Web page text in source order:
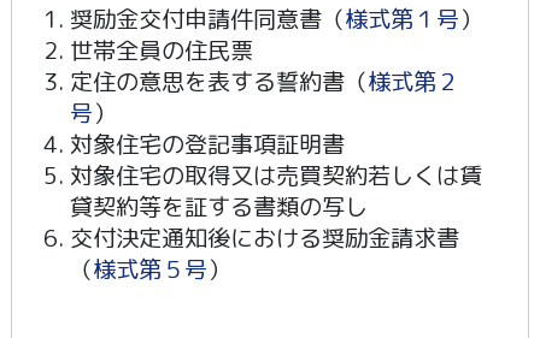
奨励金交付申請件同意書（様式第１号）
世帯全員の住民票
定住の意思を表する誓約書（様式第２
号）
対象住宅の登記事項証明書
対象住宅の取得又は売買契約若しくは賃
貸契約等を証する書類の写し
交付決定通知後における奨励金請求書
（様式第５号）